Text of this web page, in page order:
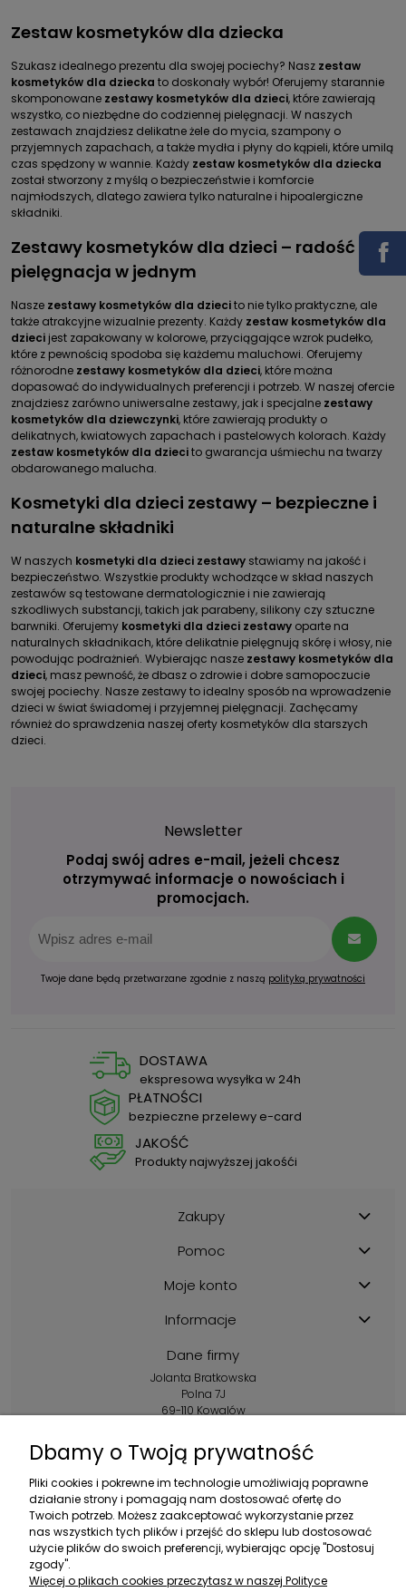
Zestaw kosmetyków dla dziecka
Szukasz idealnego prezentu dla swojej pociechy? Nasz zestaw
kosmetyków dla dziecka to doskonały wybór! Oferujemy starannie
skomponowane zestawy kosmetyków dla dzieci, które zawierają
wszystko, co niezbędne do codziennej pielęgnacji. W naszych
zestawach znajdziesz delikatne żele do mycia, szampony o
przyjemnych zapachach, a także mydła i płyny do kąpieli, które umilą
czas spędzony w wannie. Każdy zestaw kosmetyków dla dziecka
został stworzony z myślą o bezpieczeństwie i komforcie
najmłodszych, dlatego zawiera tylko naturalne i hipoalergiczne
składniki.
Zestawy kosmetyków dla dzieci – radość i
pielęgnacja w jednym
Nasze zestawy kosmetyków dla dziecito nie tylko praktyczne, ale
także atrakcyjne wizualnie prezenty. Każdy zestaw kosmetyków dla
dzieci jest zapakowany w kolorowe, przyciągające wzrok pudełko,
które z pewnością spodoba się każdemu maluchowi. Oferujemy
różnorodne zestawy kosmetyków dla dzieci, które można
dopasować do indywidualnych preferencji i potrzeb. W naszej ofercie
znajdziesz zarówno uniwersalne zestawy, jak i specjalne zestawy
kosmetyków dla dziewczynki, które zawierają produkty o
delikatnych, kwiatowych zapachach i pastelowych kolorach. Każdy
zestaw kosmetyków dla dziecito gwarancja uśmiechu na twarzy
obdarowanego malucha.
Kosmetyki dla dzieci zestawy – bezpieczne i
naturalne składniki
W naszych kosmetyki dla dzieci zestawy stawiamy na jakość i
bezpieczeństwo. Wszystkie produkty wchodzące w skład naszych
zestawów są testowane dermatologicznie i nie zawierają
szkodliwych substancji, takich jak parabeny, silikony czy sztuczne
barwniki. Oferujemy kosmetyki dla dzieci zestawy oparte na
naturalnych składnikach, które delikatnie pielęgnują skórę i włosy, nie
powodując podrażnień. Wybierając nasze zestawy kosmetyków dla
dzieci, masz pewność, że dbasz o zdrowie i dobre samopoczucie
swojej pociechy. Nasze zestawy to idealny sposób na wprowadzenie
dzieci w świat świadomej i przyjemnej pielęgnacji. Zachęcamy
również do sprawdzenia naszej oferty kosmetyków dla starszych
dzieci.
Newsletter
Podaj swój adres e-mail, jeżeli chcesz
otrzymywać informacje o nowościach i
promocjach.
Twoje dane będą przetwarzane zgodnie z naszą polityką prywatności
DOSTAWA
ekspresowa wysyłka w 24h
PŁATNOŚCI
bezpieczne przelewy e-card
JAKOŚĆ
Produkty najwyższej jakośći
Zakupy
Pomoc
Moje konto
Informacje
Dane firmy
Jolanta Bratkowska
Polna 7J
69-110 Kowalów
+48 602 356 983
pon.-pt.: 10:00-16:00
sklep@ebratek.pl
Dbamy o Twoją prywatność
Pliki cookies i pokrewne im technologie umożliwiają poprawne
działanie strony i pomagają nam dostosować ofertę do
Twoich potrzeb. Możesz zaakceptować wykorzystanie przez
nas wszystkich tych plików i przejść do sklepu lub dostosować
użycie plików do swoich preferencji, wybierając opcję "Dostosuj
zgody".
Więcej o plikach cookies przeczytasz w naszej Polityce